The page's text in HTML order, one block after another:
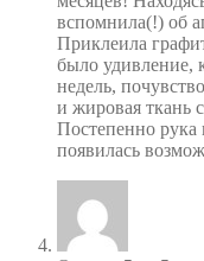
вспомнила(!) об
Приклеила
было удивление,
недель,
и жировая ткань
Постепенно
появилась